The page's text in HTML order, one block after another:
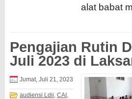
alat babat
Pengajian Rutin
Juli 2023 di
Jumat, Juli 21, 2023
audiensi Ldii CAI